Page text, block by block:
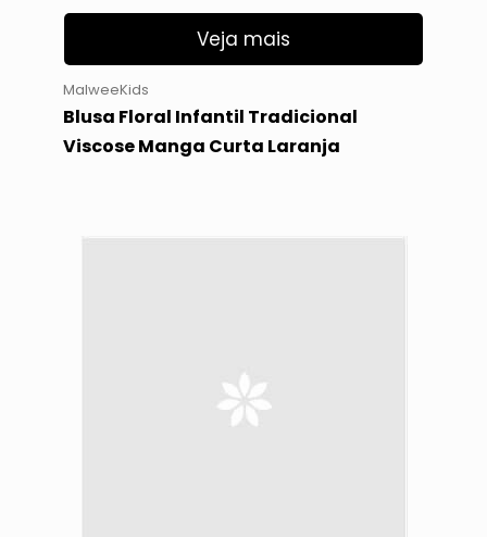
Veja mais
MalweeKids
Blusa Floral Infantil Tradicional
Viscose Manga Curta Laranja